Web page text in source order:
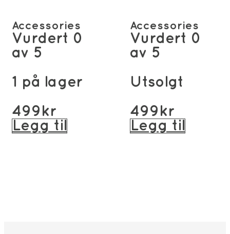
Accessories
Vurdert 0
av 5
1 på lager
499 kr
Legg til
Accessories
Vurdert 0
av 5
Utsolgt
499 kr
Legg til